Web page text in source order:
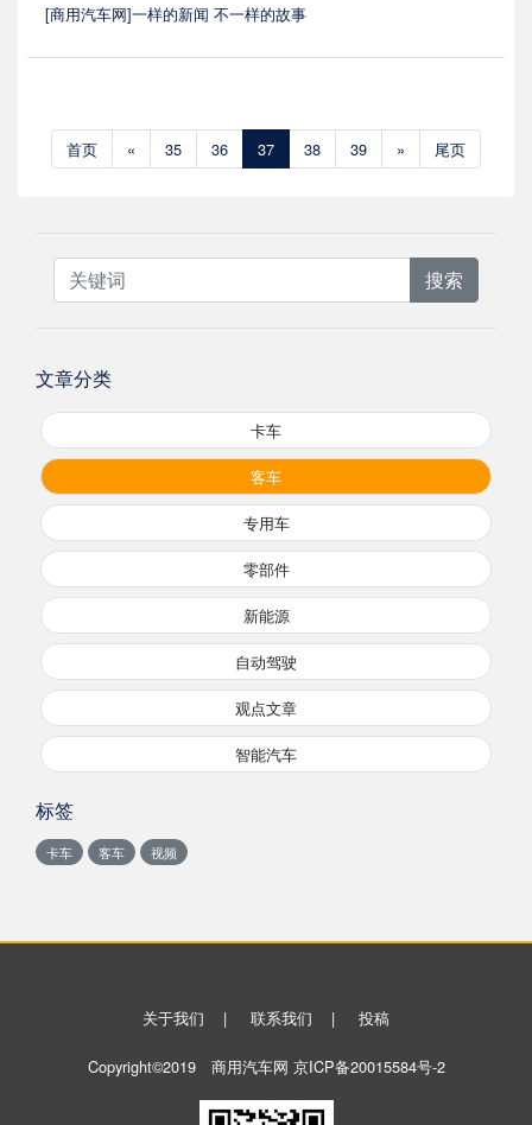
[商用汽车网]一样的新闻 不一样的故事
首页 « 35 36 37 38 39 » 尾页
搜索
文章分类
卡车
客车
专用车
零部件
新能源
自动驾驶
观点文章
智能汽车
标签
卡车 客车 视频
关于我们 | 联系我们 | 投稿
Copyright©2019 商用汽车网 京ICP备20015584号-2